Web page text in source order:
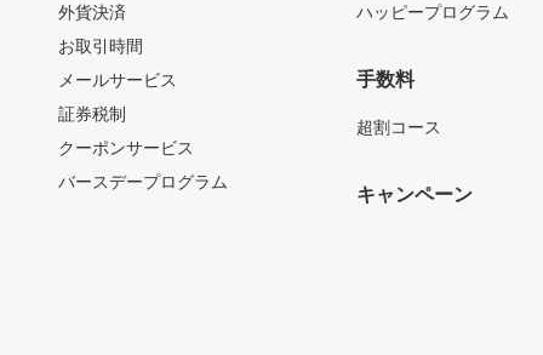
外貨決済
お取引時間
メールサービス
証券税制
クーポンサービス
バースデープログラム
ハッピープログラム
手数料
超割コース
キャンペーン